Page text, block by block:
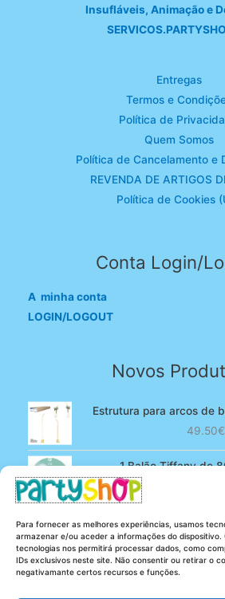
Para fornecer as melhores experiências, usamos
armazenar e/ou aceder a informações do dispositivo.
tecnologias nos permitirá processar dados, como
IDs exclusivos neste site. Não consentir ou retirar o
negativamante certos recursos e funções.
Insufláveis, Animação e
Entregas
Termos e
Política de
Quem Somos
Política de Cancelamento e
REVENDA DE ARTIGOS
Política de Cookies
Conta Login/
A minha conta
LOGIN/LOGOUT
Novos
Estrutura para arcos de
49.50€
1 Balão Tiffany de
100 Balões Rosa bebé
Powder
5.25€ O